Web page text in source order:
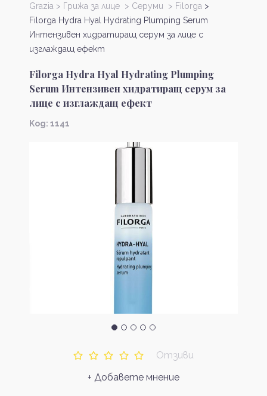
Grazia > Грижа за лице > Серуми > Filorga >
Filorga Hydra Hyal Hydrating Plumping Serum
Интензивен хидратиращ серум за лице с
изглаждащ ефект
Filorga Hydra Hyal Hydrating Plumping
Serum Интензивен хидратиращ серум за
лице с изглаждащ ефект
Kод: 1141
Отзиви
+ Добавете мнение